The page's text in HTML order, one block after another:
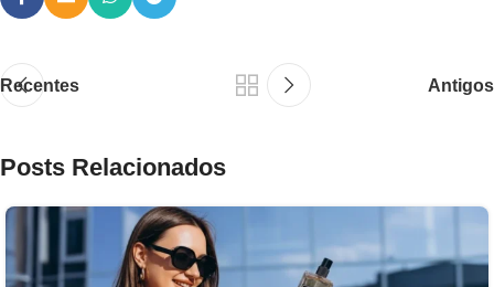
Recentes Antigos
Posts Relacionados